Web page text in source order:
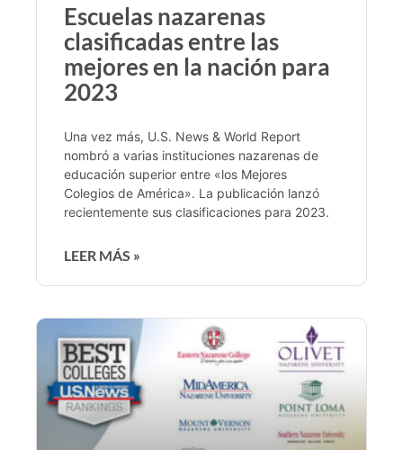
Escuelas nazarenas
clasificadas entre las
mejores en la nación para
2023
Una vez más, U.S. News & World Report
nombró a varias instituciones nazarenas de
educación superior entre «los Mejores
Colegios de América». La publicación lanzó
recientemente sus clasificaciones para 2023.
LEER MÁS »